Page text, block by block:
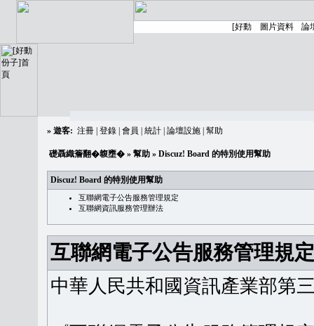
» 遊客: 注冊 登錄 會員 統計 論壇設施 幫助
礎聶織簷翻�䪖壅� » 幫助 » Discuz! Board 的特別使用幫助
Discuz! Board 的特別使用幫助
互聯網電子公告服務管理規定
互聯網資訊服務管理辦法
互聯網電子公告服務管理規定
中華人民共和國資訊產業部第